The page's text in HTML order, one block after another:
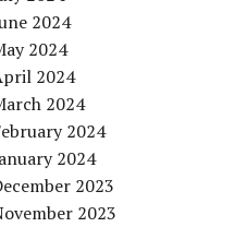
2024
2024
2024
2024
2024
2024
2023
2023